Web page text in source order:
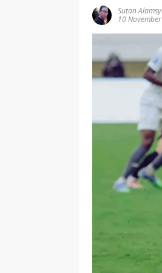
Sutan
10